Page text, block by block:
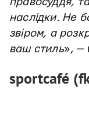
наслідки. Не
звіром, а
ваш стиль», —
sportcafé